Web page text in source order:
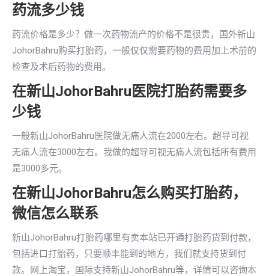
药流多少钱
药流价格是多少？做一次药物流产的价格不是很贵，国外新山
JohorBahru购买打胎药，一般仅仅需要药物的费用加上术前的
检查及术后药物的费用。
在新山JohorBahru医院打胎药需要多
少钱
一般新山JohorBahru医院做无痛人流在2000左右。超导可视
无痛人流在3000左右。我做的超导可视无痛人流包括所有费用
是3000多元。
在新山JohorBahru怎么购买打胎药，
微信怎么联系
新山JohorBahru打胎药哪里有卖本站已开通打胎药货到付款，
包括进口打胎药，只要顺丰能到的地方，我们就支持货到付
款。网上淘宝，国际支持新山JohorBahru等，详情可以咨询本